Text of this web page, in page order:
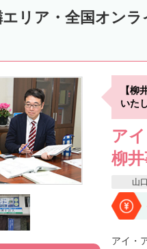
リア・全国オン
【柳
いた
ア
柳
山
アイ・